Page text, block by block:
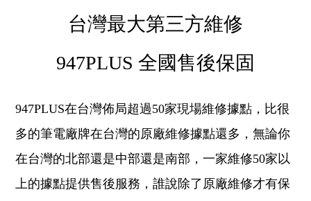
台灣最大第三方維修
947PLUS 全國售後保固
947PLUS在台灣佈局超過50家現場維修據點，比很
多的筆電廠牌在台灣的原廠維修據點還多，無論你
在台灣的北部還是中部還是南部，一家維修50家以
上的據點提供售後服務，誰說除了原廠維修才有保